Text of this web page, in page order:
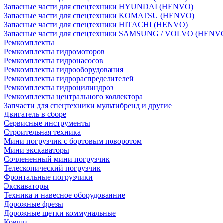
Запасные части для спецтехники HYUNDAI (HENVO)
Запасные части для спецтехники KOMATSU (HENVO)
Запасные части для спецтехники HITACHI (HENVO)
Запасные части для спецтехники SAMSUNG / VOLVO
Ремкомплекты
Ремкомплекты гидромоторов
Ремкомплекты гидронасосов
Ремкомплекты гидрооборудования
Ремкомплекты гидрораспределителей
Ремкомплекты гидроцилиндров
Ремкомплекты центрального коллектора
Запчасти для спецтехники мультибренд и другие
Двигатель в сборе
Сервисные инструменты
Строительная техника
Мини погрузчик с бортовым поворотом
Мини экскаваторы
Сочлененный мини погрузчик
Телескопический погрузчик
Фронтальные погрузчики
Экскаваторы
Техника и навесное оборудованние
Дорожные фрезы
Дорожные щетки коммунальные